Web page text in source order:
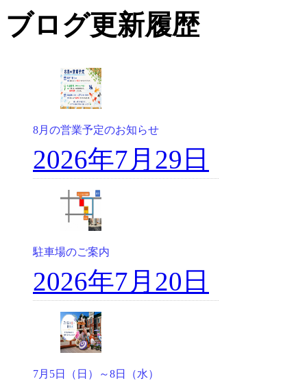
ブログ更新履歴
8月の営業予定のお知らせ
2026年7月29日
駐車場のご案内
2026年7月20日
7月5日（日）～8日（水）